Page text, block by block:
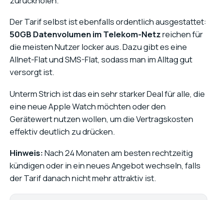
Der Tarif selbst ist ebenfalls ordentlich ausgestattet:
50GB Datenvolumen im Telekom-Netzreichen für
die meisten Nutzer locker aus. Dazu gibt es eine
Allnet-Flat und SMS-Flat, sodass man im Alltag gut
versorgt ist.
Unterm Strich ist das ein sehr starker Deal für alle, die
eine neue Apple Watch möchten oder den
Gerätewert nutzen wollen, um die Vertragskosten
effektiv deutlich zu drücken.
Hinweis:Nach 24 Monaten am besten rechtzeitig
kündigen oder in ein neues Angebot wechseln, falls
der Tarif danach nicht mehr attraktiv ist.